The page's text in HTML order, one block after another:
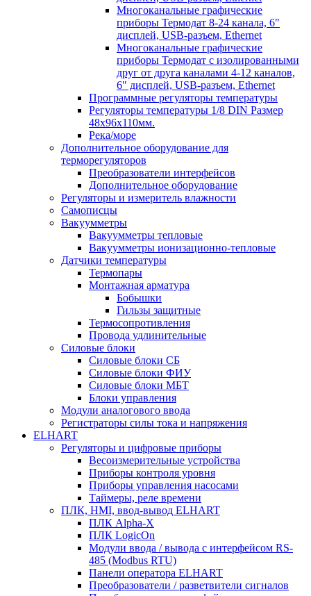
Многоканальные графические
приборы Термодат 8-24 канала, 6"
дисплей, USB-разъем, Ethernet
Многоканальные графические
приборы Термодат с изолированными
друг от друга каналами 4-12 каналов,
6" дисплей, USB-разъем, Ethernet
Программные регуляторы температуры
Регуляторы температуры 1/8 DIN Размер
48х96х110мм.
Река/море
Дополнительное оборудование для
терморегуляторов
Преобразователи интерфейсов
Дополнительное оборудование
Регуляторы и измеритель влажности
Самописцы
Вакуумметры
Вакуумметры тепловые
Вакуумметры ионизационно-тепловые
Датчики температуры
Термопары
Монтажная арматура
Бобышки
Гильзы защитные
Термосопротивления
Провода удлинительные
Силовые блоки
Силовые блоки СБ
Силовые блоки ФИУ
Силовые блоки МБТ
Блоки управления
Модули аналогового ввода
Регистраторы силы тока и напряжения
ELHART
Регуляторы и цифровые приборы
Весоизмерительные устройства
Приборы контроля уровня
Приборы управления насосами
Таймеры, реле времени
ПЛК, HMI, ввод-вывод ELHART
ПЛК Alpha-X
ПЛК LogicOn
Модули ввода / вывода с интерфейсом RS-
485 (Modbus RTU)
Панели оператора ELHART
Преобразователи / разветвители сигналов